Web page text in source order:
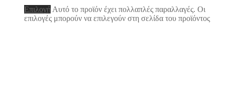
Επιλογή Αυτό το προϊόν έχει πολλαπλές παραλλαγές. Οι
επιλογές μπορούν να επιλεγούν στη σελίδα του προϊόντος